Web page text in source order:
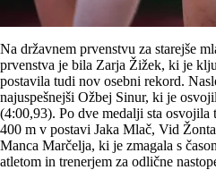
Na državnem prvenstvu za starejše
prvenstva je bila Zarja Žižek, ki je
postavila tudi nov osebni rekord.
najuspešnejši Ožbej Sinur, ki je
(4:00,93). Po dve medalji sta
400 m v postavi Jaka Mlač, Vid
Manca Marčelja, ki je zmagala s
atletom in trenerjem za odlične